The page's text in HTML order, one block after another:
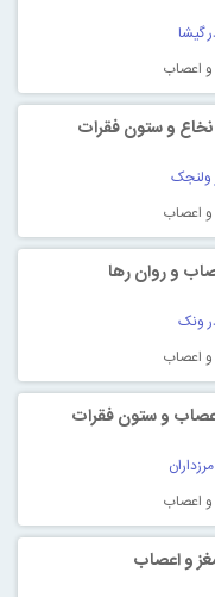
گیشا
و اعصاب
نخاع و ستون فقرات
ولنجک
و اعصاب
و روان رها
ونک
و اعصاب
و ستون فقرات
و اعصاب
و اعصاب